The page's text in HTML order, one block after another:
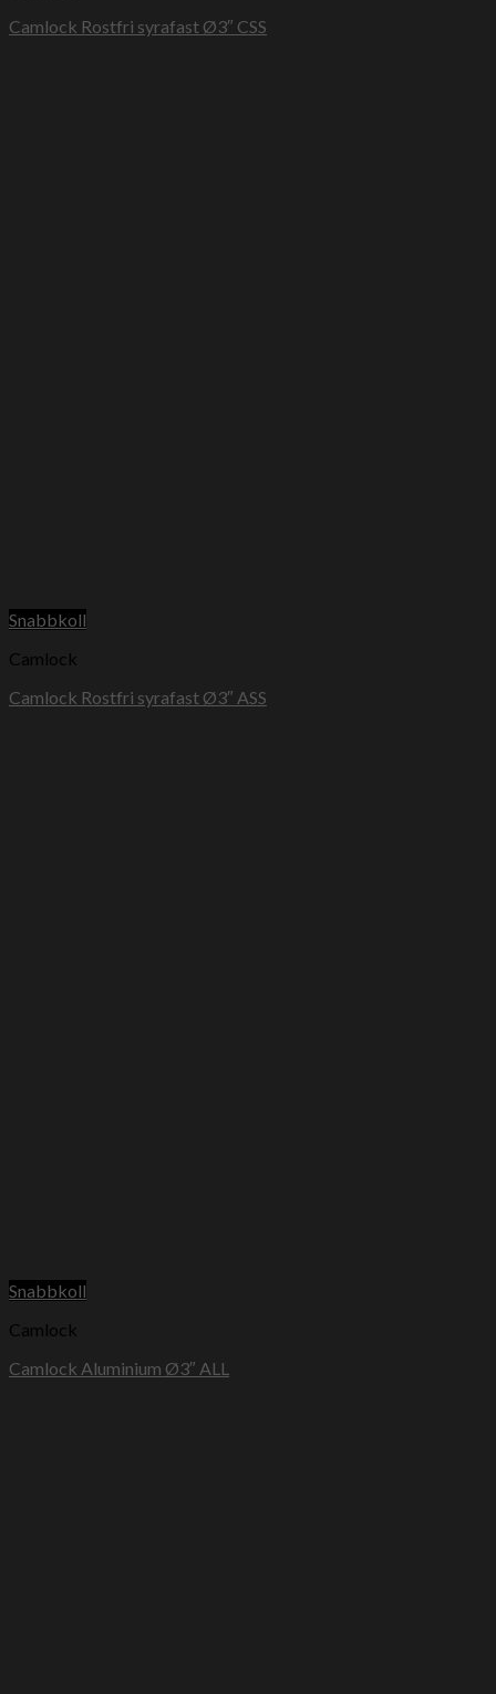
Camlock Rostfri syrafast Ø3″ CSS
Snabbkoll
Camlock
Camlock Rostfri syrafast Ø3″ ASS
Snabbkoll
Camlock
Camlock Aluminium Ø3″ ALL